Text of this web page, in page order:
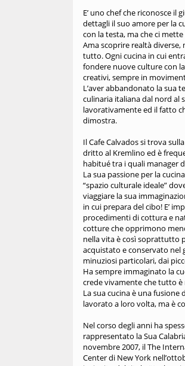
E’ uno chef che riconosce
dettagli il suo amore per la
con la testa, ma che ci
Ama scoprire realtà
tutto. Ogni cucina in cui
fondere nuove culture con
creativi, sempre in
L’aver abbandonato la sua
culinaria italiana dal nord al
lavorativamente ed il fatto
dimostra.
Il Cafe Calvados si trova
dritto al Kremlino ed è
habitué tra i quali manager
La sua passione per la
“spazio culturale ideale”
viaggiare la sua
in cui prepara del cibo! E’
procedimenti di cottura e
cotture che opprimono
nella vita è così soprattutto
acquistato e conservato nel
minuziosi particolari, dai
Ha sempre immaginato la
crede vivamente che tutto
La sua cucina è una
lavorato a loro volta, ma è
Nel corso degli anni ha
rappresentato la Sua
novembre 2007, il The
Center di New York